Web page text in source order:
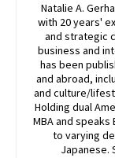
Natalie A.
with 20 years'
and strategic
business and
has been
and abroad,
and culture/
Holding dual
MBA and speaks
to varying
Japanese.